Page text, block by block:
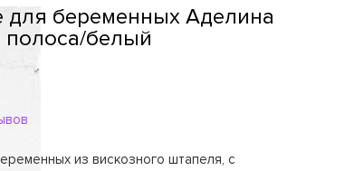
для беременных Аделина
полоса/белый
из вискозного штапеля, с